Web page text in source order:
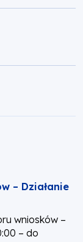
– Działanie
wniosków –
– do